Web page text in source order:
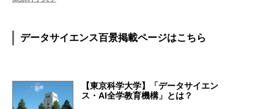
データサイエンス百景掲載ページはこちら
【東京科学大学】「データサイエン
ス・AI全学教育機構」とは？